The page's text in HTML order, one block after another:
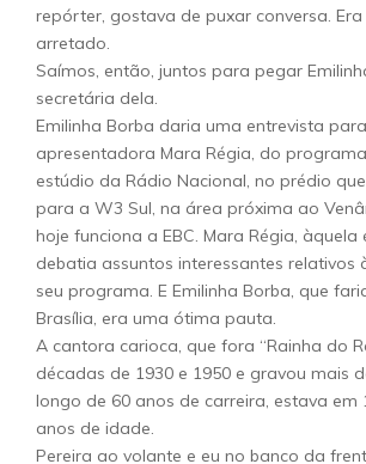
repórter, gostava de puxar conversa.
arretado.
Saímos, então, juntos para pegar
secretária dela.
Emilinha Borba daria uma entrevista
apresentadora Mara Régia, do programa
estúdio da Rádio Nacional, no prédio
para a W3 Sul, na área próxima ao
hoje funciona a EBC. Mara Régia, àquela
debatia assuntos interessantes relativos
seu programa. E Emilinha Borba, que
Brasília, era uma ótima pauta.
A cantora carioca, que fora “Rainha do
décadas de 1930 e 1950 e gravou mais
longo de 60 anos de carreira, estava em
anos de idade.
Pereira ao volante e eu no banco da